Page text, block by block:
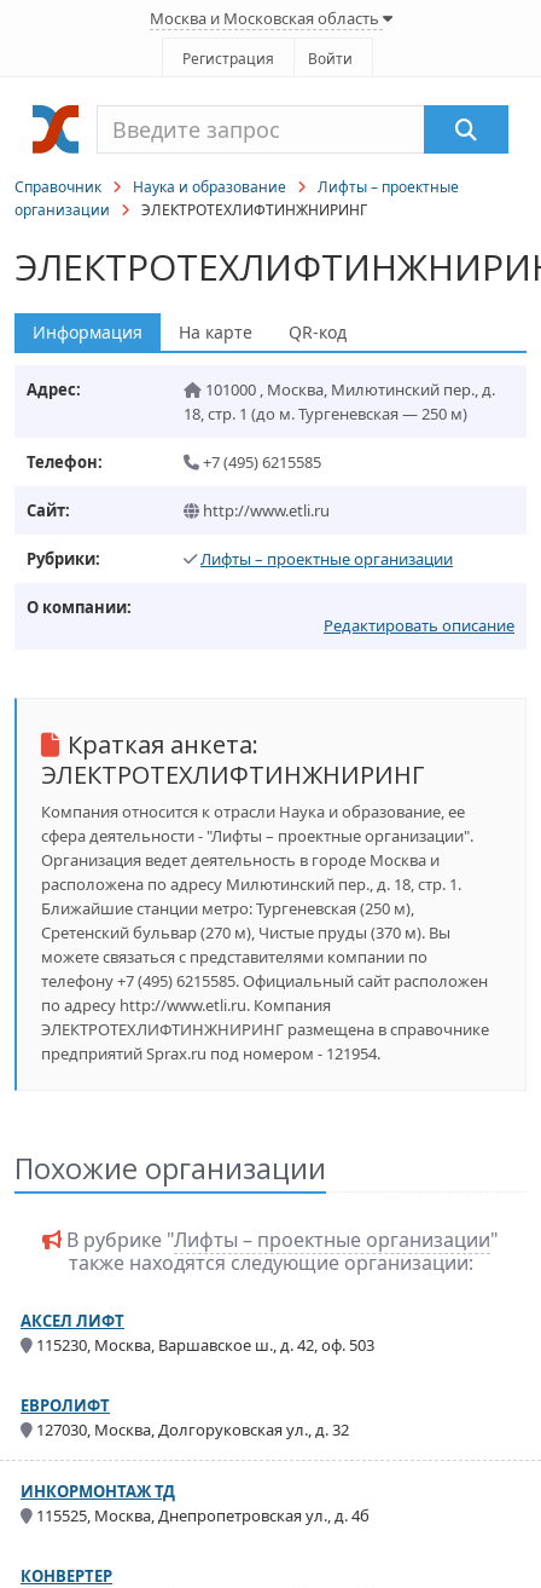
Москва и Московская область
Регистрация Войти
Справочник Наука и образование
Лифты – проектные
организации
ЭЛЕКТРОТЕХЛИФТИНЖНИРИНГ
Информация На карте QR-код
Адрес: 101000 , Москва, Милютинский пер., д.
18, стр. 1 (до м. Тургеневская — 250 м)
Телефон: +7 (495) 6215585
Сайт: http://www.etli.ru
Рубрики: Лифты – проектные организации
О компании:
Редактировать описание
Краткая анкета:
ЭЛЕКТРОТЕХЛИФТИНЖНИРИНГ
Компания относится к отрасли Наука и образование, ее
сфера деятельности - "Лифты – проектные организации".
Организация ведет деятельность в городе Москва и
расположена по адресу Милютинский пер., д. 18, стр. 1.
Ближайшие станции метро: Тургеневская (250 м),
Сретенский бульвар (270 м), Чистые пруды (370 м). Вы
можете связаться с представителями компании по
телефону +7 (495) 6215585. Официальный сайт расположен
по адресу http://www.etli.ru. Компания
ЭЛЕКТРОТЕХЛИФТИНЖНИРИНГ размещена в справочнике
предприятий Sprax.ru под номером - 121954.
Похожие организации
В рубрике "Лифты – проектные организации"
также находятся следующие организации:
АКСЕЛ ЛИФТ
115230, Москва, Варшавское ш., д. 42, оф. 503
ЕВРОЛИФТ
127030, Москва, Долгоруковская ул., д. 32
ИНКОРМОНТАЖ ТД
115525, Москва, Днепропетровская ул., д. 4б
КОНВЕРТЕР